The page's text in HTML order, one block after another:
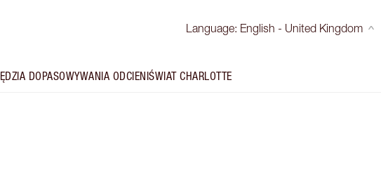
Language: English - United Kingdom
DOPASOWYWANIA ODCIENIŚWIAT CHARLOTTE